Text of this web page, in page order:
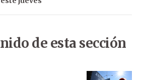
de esta sección